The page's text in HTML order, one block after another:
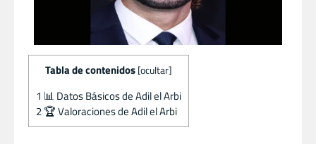
Tabla de contenidos [ocultar]
1 📊 Datos Básicos de Adil el Arbi
2🏆 Valoraciones de Adil el Arbi